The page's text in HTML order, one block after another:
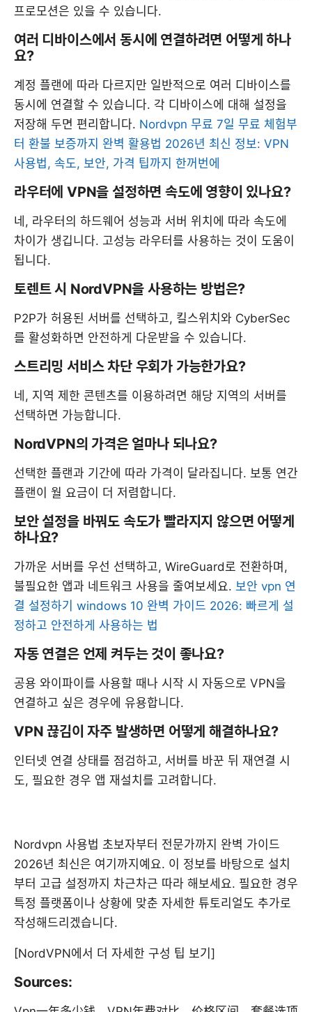
프로모션은 있을 수 있습니다.
여러 디바이스에서 동시에 연결하려면 어떻게 하나
요?
계정 플랜에 따라 다르지만 일반적으로 여러 디바이스를
동시에 연결할 수 있습니다. 각 디바이스에 대해 설정을
저장해 두면 편리합니다. Nordvpn 무료 7일 무료 체험부
터 환불 보증까지 완벽 활용법 2026년 최신 정보: VPN
사용법, 속도, 보안, 가격 팁까지 한꺼번에
라우터에 VPN을 설정하면 속도에 영향이 있나요?
네, 라우터의 하드웨어 성능과 서버 위치에 따라 속도에
차이가 생깁니다. 고성능 라우터를 사용하는 것이 도움이
됩니다.
토렌트 시 NordVPN을 사용하는 방법은?
P2P가 허용된 서버를 선택하고, 킬스위치와 CyberSec
를 활성화하면 안전하게 다운받을 수 있습니다.
스트리밍 서비스 차단 우회가 가능한가요?
네, 지역 제한 콘텐츠를 이용하려면 해당 지역의 서버를
선택하면 가능합니다.
NordVPN의 가격은 얼마나 되나요?
선택한 플랜과 기간에 따라 가격이 달라집니다. 보통 연간
플랜이 월 요금이 더 저렴합니다.
보안 설정을 바꿔도 속도가 빨라지지 않으면 어떻게
하나요?
가까운 서버를 우선 선택하고, WireGuard로 전환하며,
불필요한 앱과 네트워크 사용을 줄여보세요. 보안 vpn 연
결 설정하기 windows 10 완벽 가이드 2026: 빠르게 설
정하고 안전하게 사용하는 법
자동 연결은 언제 켜두는 것이 좋나요?
공용 와이파이를 사용할 때나 시작 시 자동으로 VPN을
연결하고 싶은 경우에 유용합니다.
VPN 끊김이 자주 발생하면 어떻게 해결하나요?
인터넷 연결 상태를 점검하고, 서버를 바꾼 뒤 재연결 시
도, 필요한 경우 앱 재설치를 고려합니다.
Nordvpn 사용법 초보자부터 전문가까지 완벽 가이드
2026년 최신은 여기까지예요. 이 정보를 바탕으로 설치
부터 고급 설정까지 차근차근 따라 해보세요. 필요한 경우
특정 플랫폼이나 상황에 맞춘 자세한 튜토리얼도 추가로
작성해드리겠습니다.
[NordVPN에서 더 자세한 구성 팁 보기]
Sources: